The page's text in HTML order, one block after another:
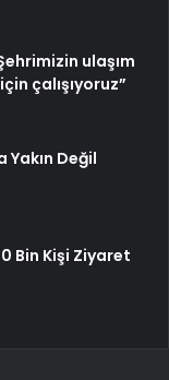
ulaşım
çalışıyoruz”
Yakın Değil
Bin Kişi Ziyaret